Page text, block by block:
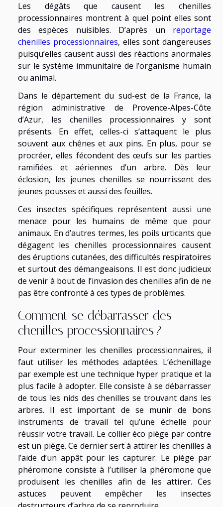
Les dégâts que causent les chenilles
processionnaires montrent à quel point elles sont
des espèces nuisibles. D’après un reportage
chenilles processionnaires, elles sont dangereuses
puisqu’elles causent aussi des réactions anormales
sur le système immunitaire de l’organisme humain
ou animal.
Dans le département du sud-est de la France, la
région administrative de Provence-Alpes-Côte
d’Azur, les chenilles processionnaires y sont
présents. En effet, celles-ci s’attaquent le plus
souvent aux chênes et aux pins. En plus, pour se
procréer, elles fécondent des œufs sur les parties
ramifiées et aériennes d’un arbre. Dès leur
éclosion, les jeunes chenilles se nourrissent des
jeunes pousses et aussi des feuilles.
Ces insectes spécifiques représentent aussi une
menace pour les humains de même que pour
animaux. En d’autres termes, les poils urticants que
dégagent les chenilles processionnaires causent
des éruptions cutanées, des difficultés respiratoires
et surtout des démangeaisons. Il est donc judicieux
de venir à bout de l’invasion des chenilles afin de ne
pas être confronté à ces types de problèmes.
Comment se débarrasser des
chenilles processionnaires ?
Pour exterminer les chenilles processionnaires, il
faut utiliser les méthodes adaptées. L’échenillage
par exemple est une technique hyper pratique et la
plus facile à adopter. Elle consiste à se débarrasser
de tous les nids des chenilles se trouvant dans les
arbres. Il est important de se munir de bons
instruments de travail tel qu’une échelle pour
réussir votre travail. Le collier éco piège par contre
est un piège. Ce dernier sert à attirer les chenilles à
l’aide d’un appât pour les capturer. Le piège par
phéromone consiste à l’utiliser la phéromone que
produisent les chenilles afin de les attirer. Ces
astuces peuvent empêcher les insectes